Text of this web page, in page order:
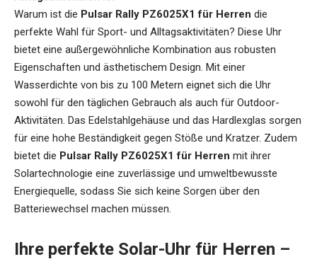
Warum ist die Pulsar Rally PZ6025X1 für Herren die
perfekte Wahl für Sport- und Alltagsaktivitäten? Diese Uhr
bietet eine außergewöhnliche Kombination aus robusten
Eigenschaften und ästhetischem Design. Mit einer
Wasserdichte von bis zu 100 Metern eignet sich die Uhr
sowohl für den täglichen Gebrauch als auch für Outdoor-
Aktivitäten. Das Edelstahlgehäuse und das Hardlexglas sorgen
für eine hohe Beständigkeit gegen Stöße und Kratzer. Zudem
bietet die Pulsar Rally PZ6025X1 für Herren mit ihrer
Solartechnologie eine zuverlässige und umweltbewusste
Energiequelle, sodass Sie sich keine Sorgen über den
Batteriewechsel machen müssen.
Ihre perfekte Solar-Uhr für Herren –